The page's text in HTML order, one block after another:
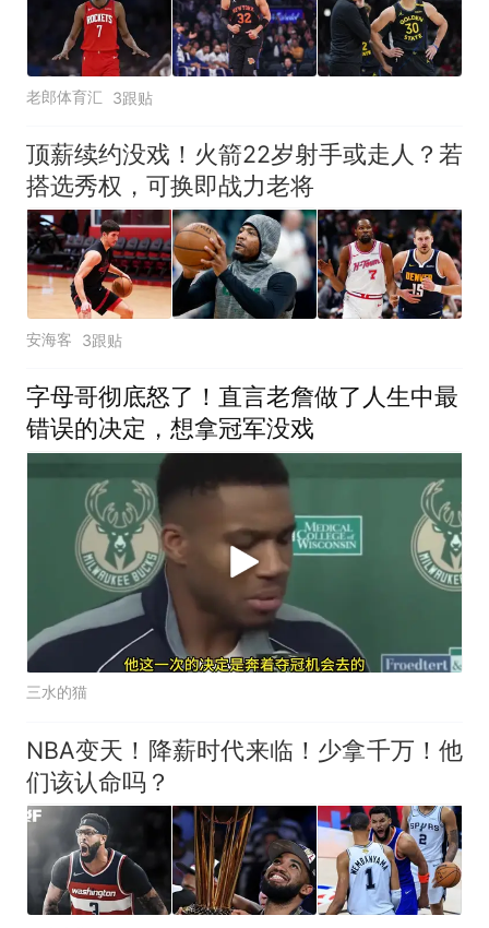
老郎体育汇 3跟贴
顶薪续约没戏！火箭22岁射手或走人？若
搭选秀权，可换即战力老将
安海客 3跟贴
字母哥彻底怒了！直言老詹做了人生中最
错误的决定，想拿冠军没戏
三水的猫
NBA变天！降薪时代来临！少拿千万！他
们该认命吗？